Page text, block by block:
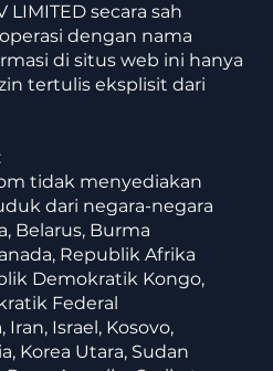
LIMITED secara sah
dengan nama
di situs web ini hanya
tertulis eksplisit dari
tidak menyediakan
dari negara-negara
Belarus, Burma
Republik Afrika
Demokratik Kongo,
Federal
Iran, Israel, Kosovo,
Korea Utara, Sudan